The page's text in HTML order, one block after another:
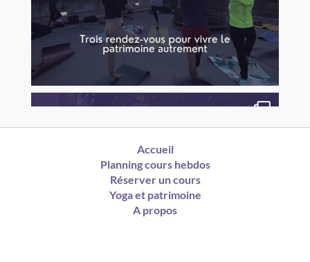
Accueil
Planning cours hebdos
Réserver un cours
Yoga et patrimoine
A propos